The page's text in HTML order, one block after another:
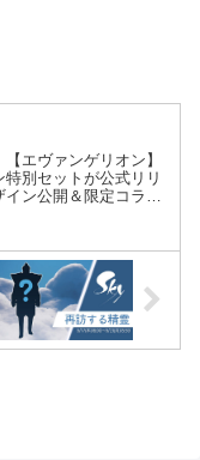
【エヴァンゲリオン】
別セットが公式リリ
ン公開＆限定コラボ